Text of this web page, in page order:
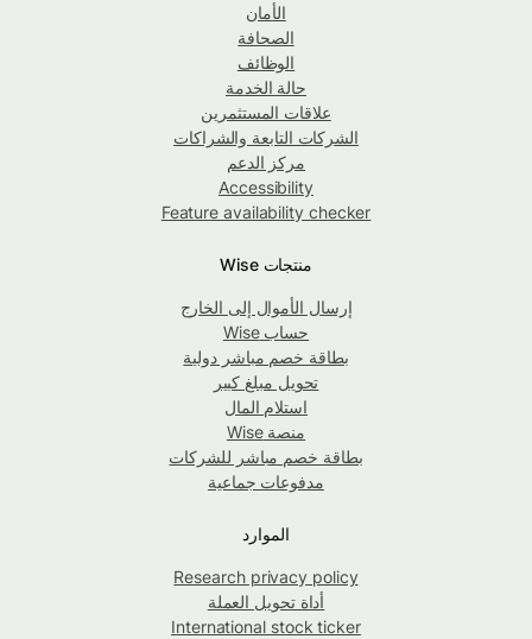
الأمان
الصحافة
الوظائف
حالة الخدمة
علاقات المستثمرين
الشركات التابعة والشراكات
مركز الدعم
Accessibility
Feature availability checker
منتجات Wise
إرسال الأموال إلى الخارج
حساب Wise
بطاقة خصم مباشر دولية
تحويل مبلغ كبير
استلام المال
منصة Wise
بطاقة خصم مباشر للشركات
مدفوعات جماعية
الموارد
Research privacy policy
أداة تحويل العملة
International stock ticker